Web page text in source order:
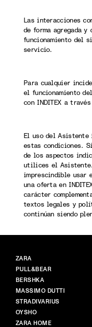
Las interacciones
de forma agregada
funcionamiento del
servicio.
Para cualquier
el funcionamiento
con INDITEX a través
El uso del Asistente
estas condiciones.
de los aspectos
utilices el
imprescindible usar
una oferta en
carácter
textos legales y
continúan siendo
BRANDS
ZARA
PULL&BEAR
BERSHKA
MASSIMO DUTTI
STRADIVARIUS
OYSHO
ZARA HOME